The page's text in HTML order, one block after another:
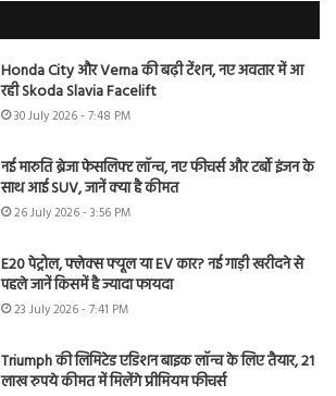
Honda City और Verna की बढ़ी टेंशन, नए अवतार में आ
रही Skoda Slavia Facelift
30 July 2026 - 7:48 PM
नई मारुति ब्रेजा फेसलिफ्ट लॉन्च, नए फीचर्स और टर्बो इंजन के
साथ आई SUV, जानें क्या है कीमत
26 July 2026 - 3:56 PM
E20 पेट्रोल, फ्लेक्स फ्यूल या EV कार? नई गाड़ी खरीदने से
पहले जानें किसमें है ज्यादा फायदा
23 July 2026 - 7:41 PM
Triumph की लिमिटेड एडिशन बाइक लॉन्च के लिए तैयार, 21
लाख रुपये कीमत में मिलेंगे प्रीमियम फीचर्स